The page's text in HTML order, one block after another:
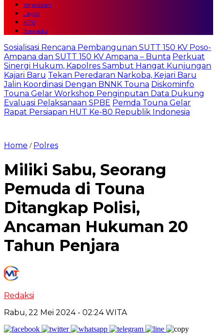
Kejaksaan
Lapas
KPU
Bawaslu
Sosialisasi Rencana Pembangunan SUTT 150 KV Poso-
Ampana dan SUTT 150 KV Ampana – Bunta Perkuat
Sinergi Hukum, Kapolres Sambut Hangat Kunjungan
Kajari Baru Tekan Peredaran Narkoba, Kejari Baru
Jalin Koordinasi Dengan BNNK Touna Diskominfo
Touna Gelar Workshop Penginputan Data Dukung
Evaluasi Pelaksanaan SPBE Pemda Touna Gelar
Rapat Persiapan HUT Ke-80 Republik Indonesia
Home / Polres
Miliki Sabu, Seorang
Pemuda di Touna
Ditangkap Polisi,
Ancaman Hukuman 20
Tahun Penjara
Redaksi
Rabu, 22 Mei 2024 - 02:24 WITA